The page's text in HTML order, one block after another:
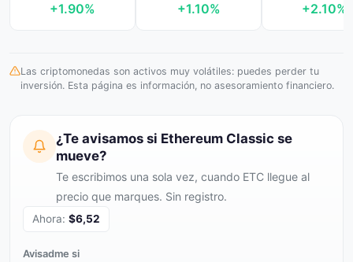
+1.90% +1.10% +2.10%
Las criptomonedas son activos muy volátiles: puedes perder tu
inversión. Esta página es información, no asesoramiento financiero.
¿Te avisamos si Ethereum Classic se
mueve?
Te escribimos una sola vez, cuando ETC llegue al
precio que marques. Sin registro.
Ahora: $6,52
Avisadme si